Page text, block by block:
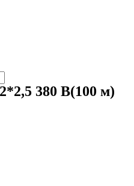
380 В(100 м)